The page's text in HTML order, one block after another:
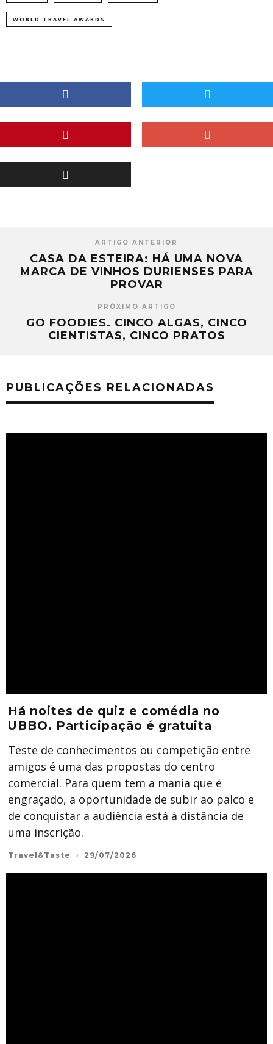
WORLD TRAVEL AWARDS
ARTIGO ANTERIOR
CASA DA ESTEIRA: HÁ UMA NOVA
MARCA DE VINHOS DURIENSES PARA
PROVAR
PRÓXIMO ARTIGO
GO FOODIES. CINCO ALGAS, CINCO
CIENTISTAS, CINCO PRATOS
PUBLICAÇÕES RELACIONADAS
Há noites de quiz e comédia no
UBBO. Participação é gratuita
Teste de conhecimentos ou competição entre
amigos é uma das propostas do centro
comercial. Para quem tem a mania que é
engraçado, a oportunidade de subir ao palco e
de conquistar a audiência está à distância de
uma inscrição.
Travel&Taste 29/07/2026